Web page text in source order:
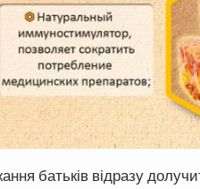
батьків відразу